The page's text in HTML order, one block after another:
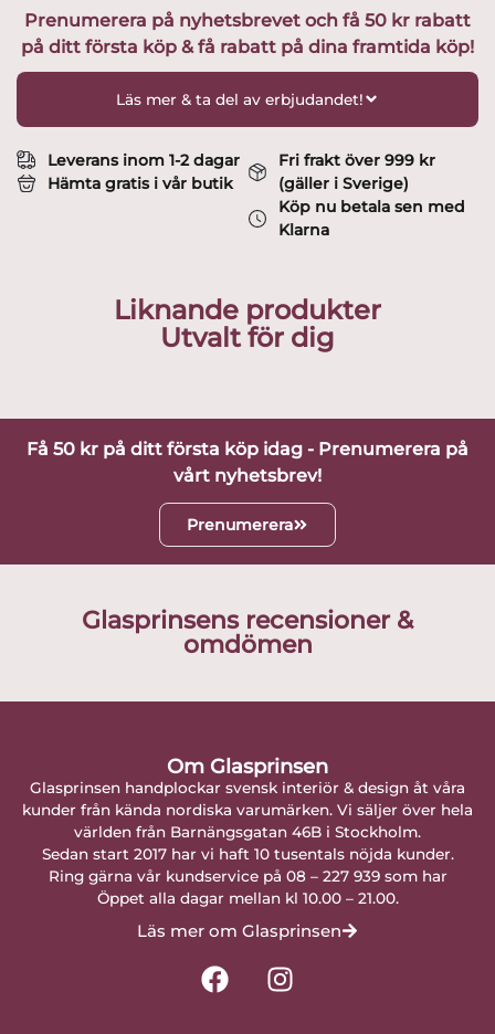
Goblet
vinglas
mängd
Prenumerera på nyhetsbrevet och få 50 kr rabatt
på ditt första köp & få rabatt på dina framtida köp!
Läs mer & ta del av erbjudandet!
Leverans inom 1-2 dagar
Hämta gratis i vår butik
Fri frakt över 999 kr
(gäller i Sverige)
Köp nu betala sen med
Klarna
Liknande produkter
Utvalt för dig
Få 50 kr på ditt första köp idag - Prenumerera på
vårt nyhetsbrev!
Prenumerera
Glasprinsens recensioner &
omdömen
Om Glasprinsen
Glasprinsen handplockar svensk interiör & design åt våra
kunder från kända nordiska varumärken. Vi säljer över hela
världen från Barnängsgatan 46B i Stockholm.
Sedan start 2017 har vi haft 10 tusentals nöjda kunder.
Ring gärna vår kundservice på 08 – 227 939 som har
Öppet alla dagar mellan kl 10.00 – 21.00.
Läs mer om Glasprinsen
F
a
I
n